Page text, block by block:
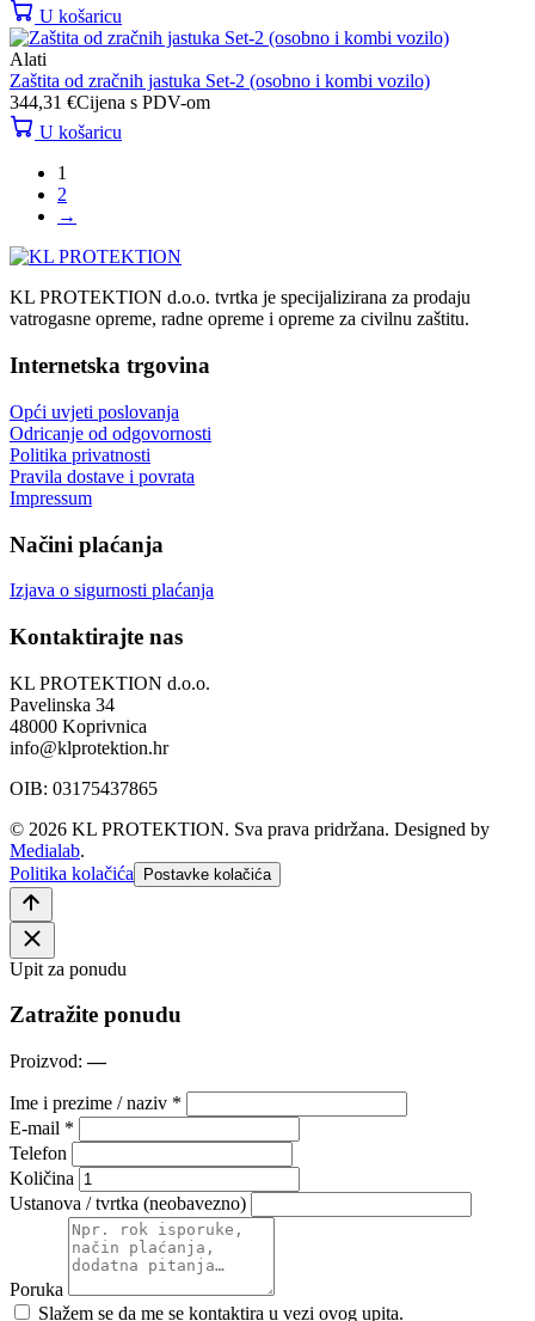
U košaricu
Alati
Zaštita od zračnih jastuka Set-2 (osobno i kombi vozilo)
344,31 €Cijena s PDV-om
U košaricu
1
2
→
KL PROTEKTION d.o.o. tvrtka je specijalizirana za prodaju
vatrogasne opreme, radne opreme i opreme za civilnu zaštitu.
Internetska trgovina
Opći uvjeti poslovanja
Odricanje od odgovornosti
Politika privatnosti
Pravila dostave i povrata
Impressum
Načini plaćanja
Izjava o sigurnosti plaćanja
Kontaktirajte nas
KL PROTEKTION d.o.o.
Pavelinska 34
48000 Koprivnica
info@klprotektion.hr
OIB: 03175437865
© 2026 KL PROTEKTION. Sva prava pridržana. Designed by
Medialab.
Politika kolačića
Postavke kolačića
Upit za ponudu
Zatražite ponudu
Proizvod:—
Ime i prezime / naziv *
E-mail *
Telefon
Količina
Ustanova / tvrtka (neobavezno)
Poruka
Slažem se da me se kontaktira u vezi ovog upita.